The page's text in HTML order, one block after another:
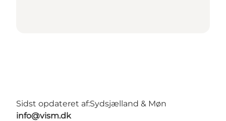
Sidst opdateret af:Sydsjælland & Møn
info@vism.dk